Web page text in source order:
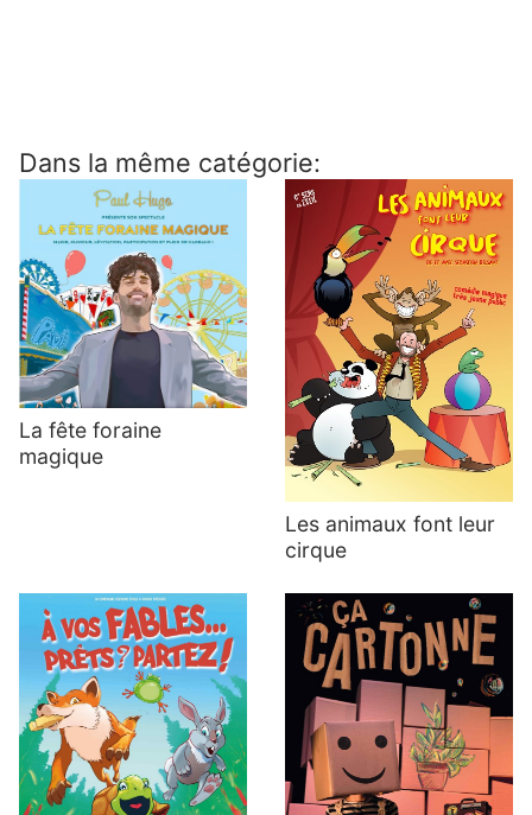
Dans la même catégorie:
La fête foraine
magique
Les animaux font leur
cirque